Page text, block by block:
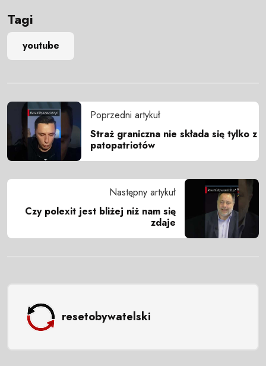
Tagi
youtube
Poprzedni artykuł
Straż graniczna nie składa się tylko z
patopatriotów
Następny artykuł
Czy polexit jest bliżej niż nam się
zdaje
resetobywatelski